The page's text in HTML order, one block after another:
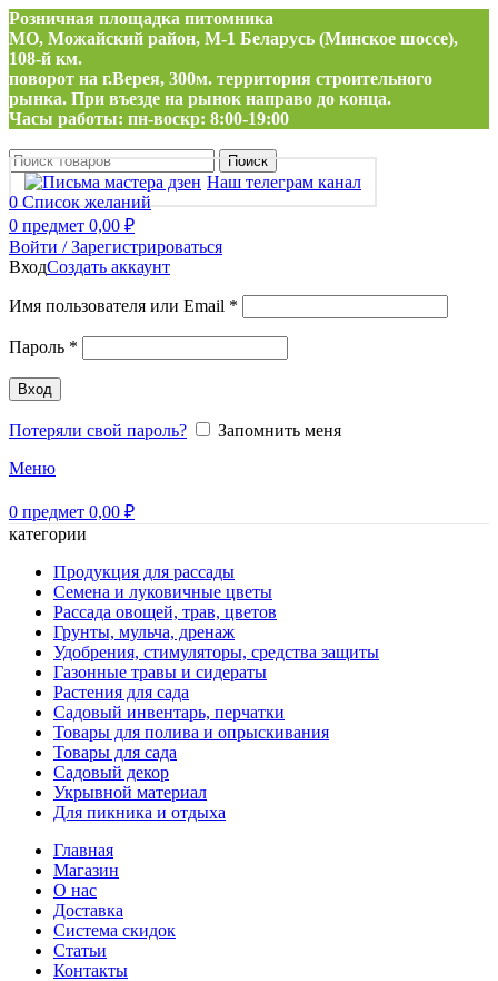
Розничная площадка питомника
МО, Можайский район, М-1 Беларусь (Минское шоссе),
108-й км.
поворот на г.Верея, 300м. территория строительного
рынка. При въезде на рынок направо до конца.
Часы работы: пн-воскр: 8:00-19:00
Поиск
Наш телеграм канал
0 Список желаний
0 предмет 0,00 ₽
Войти / Зарегистрироваться
ВходСоздать аккаунт
Имя пользователя или Email *
Пароль *
Вход
Потеряли свой пароль?
Запомнить меня
Меню
0 предмет 0,00 ₽
категории
Продукция для рассады
Семена и луковичные цветы
Рассада овощей, трав, цветов
Грунты, мульча, дренаж
Удобрения, стимуляторы, средства защиты
Газонные травы и сидераты
Растения для сада
Садовый инвентарь, перчатки
Товары для полива и опрыскивания
Товары для сада
Садовый декор
Укрывной материал
Для пикника и отдыха
Главная
Магазин
О нас
Доставка
Система скидок
Статьи
Контакты